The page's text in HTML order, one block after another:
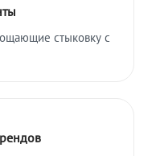
стыковку с